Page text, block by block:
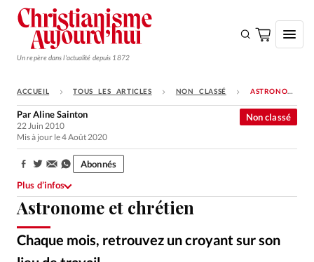
Un repère dans l'actualité depuis 1872
S'ABONNER
Monde
Opinions
Tous les articles
Faire un don
Emploi
ACCUEIL TOUS LES ARTICLES NON CLASSÉ ASTRONOME ET CHRÉTIEN
Astronome et chrétien
Chaque mois, retrouvez un croyant sur son
Non classé
ParAline Sainton
22 Juin 2010
Mis à jour le 4 Août 2020
Partager:
Abonnés
Plus d’infos